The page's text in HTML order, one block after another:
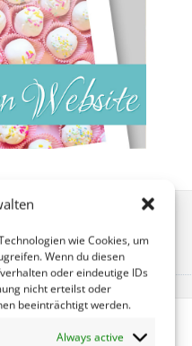
wie Cookies, um
Wenn du diesen
oder eindeutige IDs
nicht erteilst oder
beeinträchtigt werden.
Always active